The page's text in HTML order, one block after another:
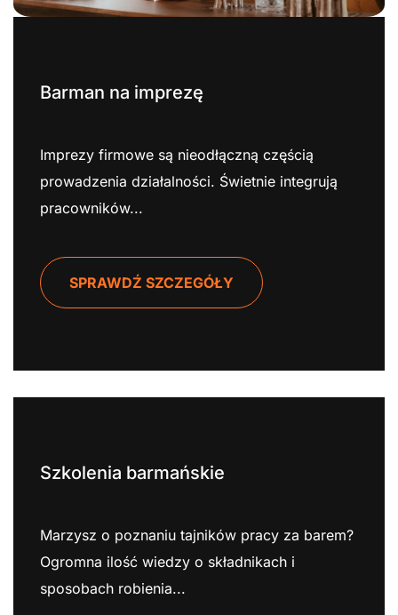
Barman na imprezę
Imprezy firmowe są nieodłączną częścią
prowadzenia działalności. Świetnie integrują
pracowników...
SPRAWDŹ SZCZEGÓŁY
Szkolenia barmańskie
Marzysz o poznaniu tajników pracy za barem?
Ogromna ilość wiedzy o składnikach i
sposobach robienia...